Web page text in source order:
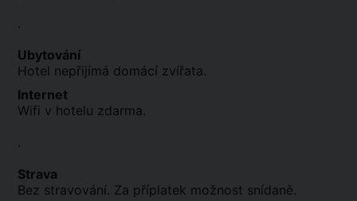
.
Ubytování
Hotel nepřijímá domácí zvířata.
Internet
Wifi v hotelu zdarma.
.
Strava
Bez stravování. Za příplatek možnost snídaně.